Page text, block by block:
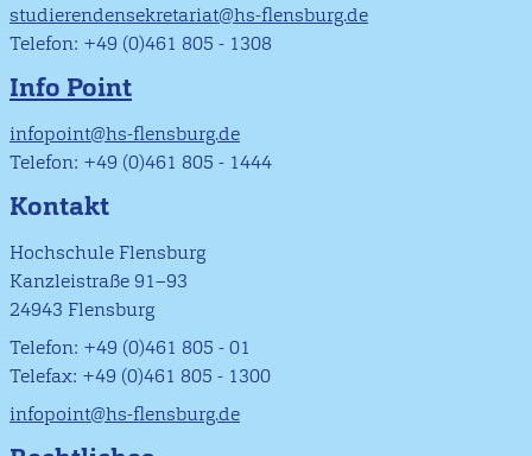
studierendensekretariat@hs-flensburg.de
Telefon: +49 (0)461 805 - 1308
Info Point
infopoint@hs-flensburg.de
Telefon: +49 (0)461 805 - 1444
Kontakt
Hochschule Flensburg
Kanzleistraße 91–93
24943 Flensburg
Telefon: +49 (0)461 805 - 01
Telefax: +49 (0)461 805 - 1300
infopoint@hs-flensburg.de